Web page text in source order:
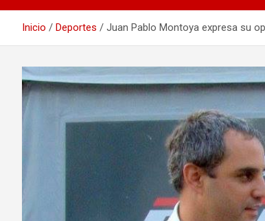
Inicio Deportes Juan Pablo Montoya expresa su